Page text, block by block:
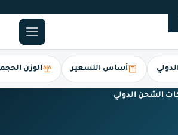
أساس التسعير الوزن
الشحن الدولي